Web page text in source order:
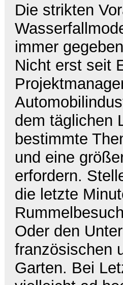
Die strikten
immer
Nicht erst seit
dem täglichen
bestimmte
und eine
erfordern.
die letzte
Oder den
französischen
Garten. Bei